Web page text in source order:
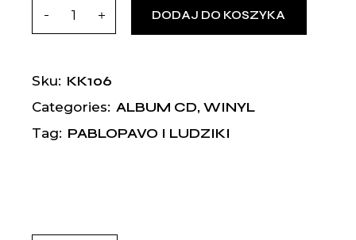
DODAJ DO KOSZYKA
Sku: KK106
Categories: ALBUM CD,WINYL
Tag: PABLOPAVO I LUDZIKI